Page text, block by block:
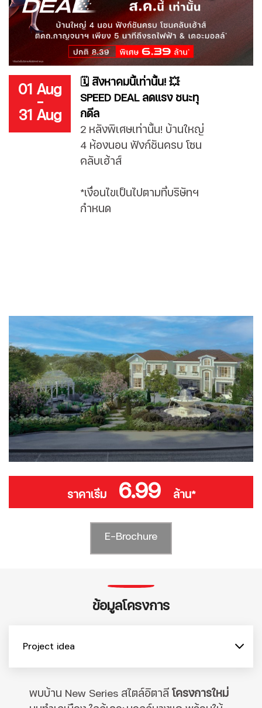
01 Aug
-
31 Aug
🗓️ สิงหาคมนี้เท่านั้น! 💥
SPEED DEAL ลดแรง ชนะทุ
กดีล
2 หลังพิเศษเท่านั้น! บ้านใหญ่
4 ห้องนอน ฟังก์ชันครบ โซน
คลับเฮ้าส์
*เงื่อนไขเป็นไปตามที่บริษัทฯ
กำหนด
ราคาเริ่ม 6.99 ล้าน*
E-Brochure
ข้อมูลโครงการ
Project idea
พบบ้าน New Series สไตล์อิตาลี โครงการใหม่